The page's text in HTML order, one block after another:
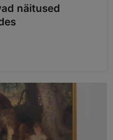
näitused